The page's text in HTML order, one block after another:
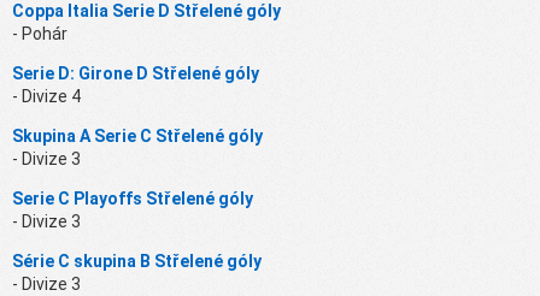
Coppa Italia Serie D Střelené góly
- Pohár
Serie D: Girone D Střelené góly
- Divize 4
Skupina A Serie C Střelené góly
- Divize 3
Serie C Playoffs Střelené góly
- Divize 3
Série C skupina B Střelené góly
- Divize 3